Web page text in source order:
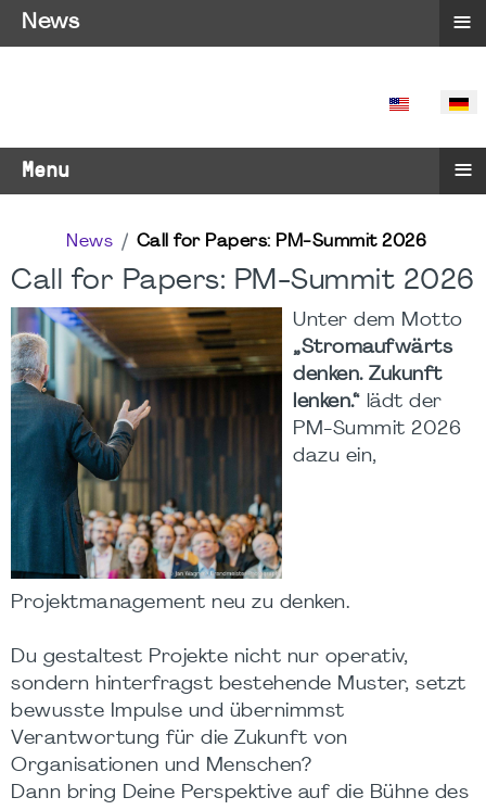
SPRACHE
Menu ≡
News Call for Papers: PM-Summit 2026
Call for Papers: PM-Summit 2026
Unter dem Motto
„Stromaufwärts
denken. Zukunft
lenken.“ lädt der
PM-Summit 2026
dazu ein,
Projektmanagement neu zu denken.
Du gestaltest Projekte nicht nur operativ,
sondern hinterfragst bestehende Muster, setzt
bewusste Impulse und übernimmst
Verantwortung für die Zukunft von
Organisationen und Menschen?
Dann bring Deine Perspektive auf die Bühne des
News ≡